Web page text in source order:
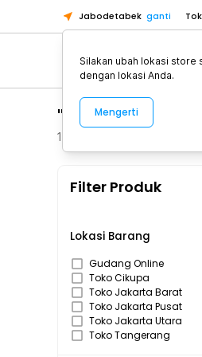
Jabodetabek ganti
"sunbuck"
13
Filter Produk
Lokasi Barang
Gudang Online
Toko Cikupa
Toko Jakarta Barat
Toko Jakarta Pusat
Toko Jakarta Utara
Toko Tangerang
Silakan ubah lokasi store
dengan lokasi Anda.
Mengerti